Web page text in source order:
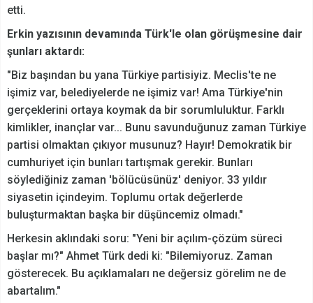
etti.
Erkin yazısının devamında Türk'le olan görüşmesine dair
şunları aktardı:
"Biz başından bu yana Türkiye partisiyiz. Meclis'te ne
işimiz var, belediyelerde ne işimiz var! Ama Türkiye'nin
gerçeklerini ortaya koymak da bir sorumluluktur. Farklı
kimlikler, inançlar var... Bunu savunduğunuz zaman Türkiye
partisi olmaktan çıkıyor musunuz? Hayır! Demokratik bir
cumhuriyet için bunları tartışmak gerekir. Bunları
söylediğiniz zaman 'bölücüsünüz' deniyor. 33 yıldır
siyasetin içindeyim. Toplumu ortak değerlerde
buluşturmaktan başka bir düşüncemiz olmadı."
Herkesin aklındaki soru: "Yeni bir açılım-çözüm süreci
başlar mı?" Ahmet Türk dedi ki: "Bilemiyoruz. Zaman
gösterecek. Bu açıklamaları ne değersiz görelim ne de
abartalım."